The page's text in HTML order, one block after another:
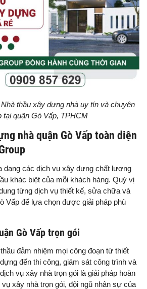
thầu xây dựng nhà uy tín và chuyên
tại quận Gò Vấp, TPHCM
nhà quận Gò Vấp toàn diện
dạng các dịch vụ xây dựng chất lượng
khác biệt của mỗi khách hàng. Quý vị
từng dịch vụ thiết kế, sửa chữa và
Vấp để lựa chọn được giải pháp phù
Gò Vấp trọn gói
đảm nhiệm mọi công đoạn từ thiết
đến thi công, giám sát công trình và
vụ xây nhà trọn gói là giải pháp hoàn
xây nhà trọn gói, đội ngũ nhân sự của